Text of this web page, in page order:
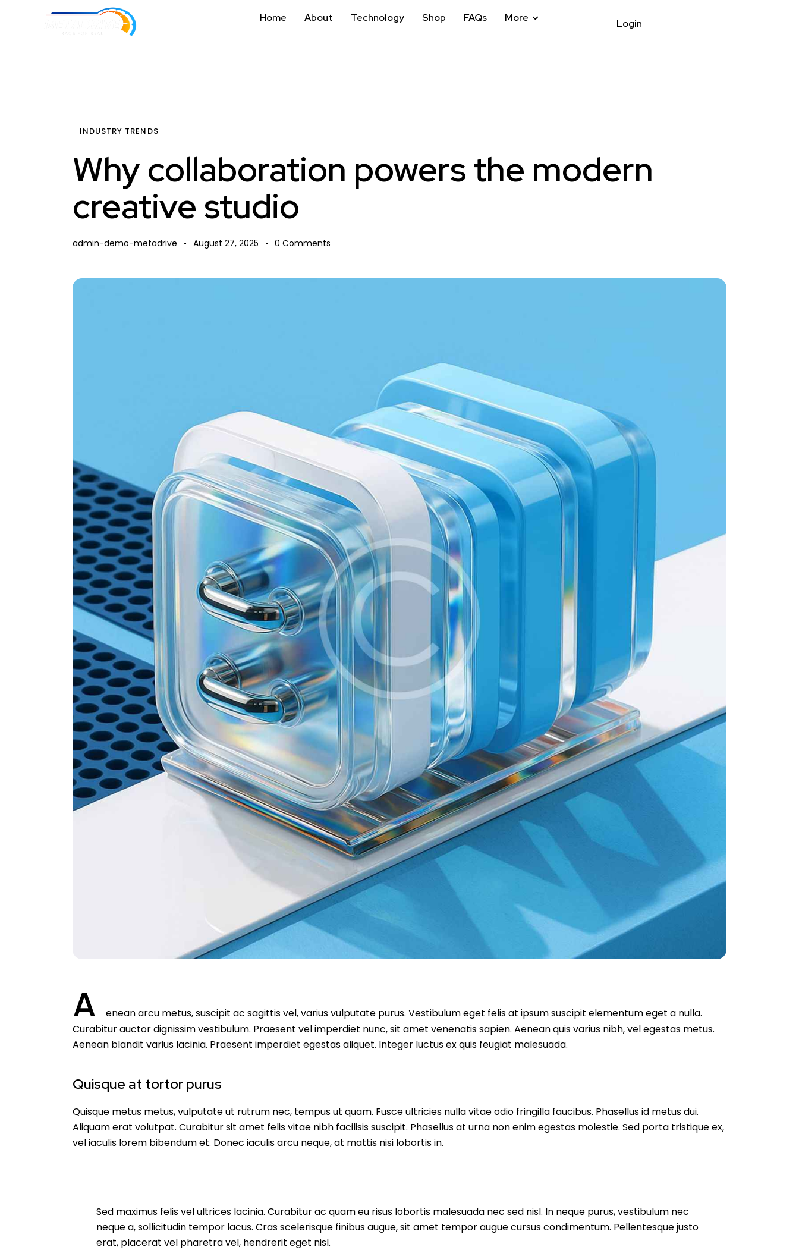
Home About Technology Shop FAQs More Login
INDUSTRY TRENDS
Why collaboration powers the modern
creative studio
admin-demo-metadrive August 27, 2025 0 Comments
A
enean arcu metus, suscipit ac sagittis vel, varius vulputate purus. Vestibulum eget felis at ipsum suscipit elementum eget a nulla.
Curabitur auctor dignissim vestibulum. Praesent vel imperdiet nunc, sit amet venenatis sapien. Aenean quis varius nibh, vel egestas metus.
Aenean blandit varius lacinia. Praesent imperdiet egestas aliquet. Integer luctus ex quis feugiat malesuada.
Quisque at tortor purus
Quisque metus metus, vulputate ut rutrum nec, tempus ut quam. Fusce ultricies nulla vitae odio fringilla faucibus. Phasellus id metus dui.
Aliquam erat volutpat. Curabitur sit amet felis vitae nibh facilisis suscipit. Phasellus at urna non enim egestas molestie. Sed porta tristique ex,
vel iaculis lorem bibendum et. Donec iaculis arcu neque, at mattis nisi lobortis in.
Sed maximus felis vel ultrices lacinia. Curabitur ac quam eu risus lobortis malesuada nec sed nisl. In neque purus, vestibulum nec
neque a, sollicitudin tempor lacus. Cras scelerisque finibus augue, sit amet tempor augue cursus condimentum. Pellentesque justo
erat, placerat vel pharetra vel, hendrerit eget nisl.